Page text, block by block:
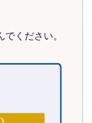
ください。